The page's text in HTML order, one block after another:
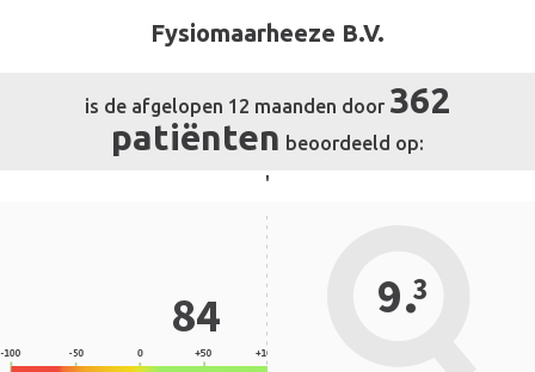
Fysiomaarheeze B.V.
is de afgelopen 12 maanden door 362
patiënten beoordeeld op:
'
84 9.3